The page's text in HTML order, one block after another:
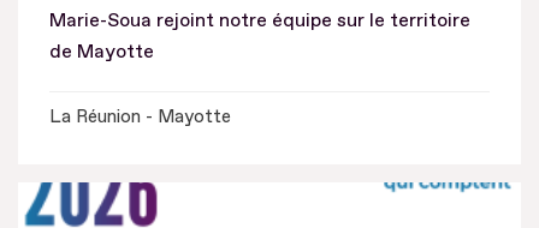
Marie-Soua rejoint notre équipe sur le territoire
de Mayotte
La Réunion - Mayotte